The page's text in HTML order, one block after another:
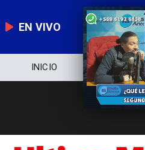
EN VIVO
INICIO NOTICIERO